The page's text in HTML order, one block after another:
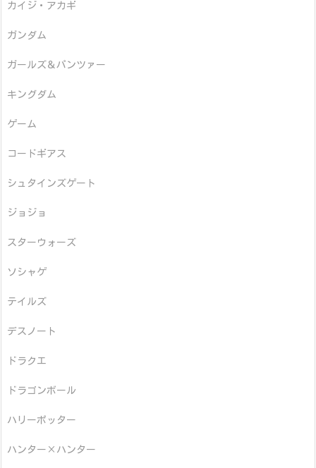
カイジ・アカギ
ガンダム
ガールズ＆パンツァー
キングダム
ゲーム
コードギアス
シュタインズゲート
ジョジョ
スターウォーズ
ソシャゲ
テイルズ
デスノート
ドラクエ
ドラゴンボール
ハリーポッター
ハンター×ハンター